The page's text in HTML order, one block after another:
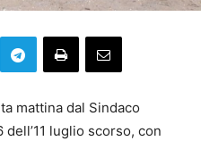
mattina dal Sindaco
dell’11 luglio scorso, con